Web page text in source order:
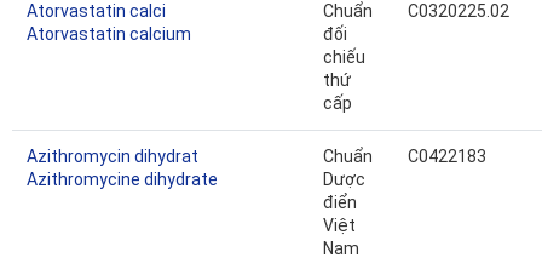
Atorvastatin calci
Atorvastatin calcium
Chuẩn
đối
chiếu
thứ
cấp
C0320225.02
Azithromycin dihydrat
Azithromycine dihydrate
Chuẩn
Dược
điển
Việt
Nam
C0422183